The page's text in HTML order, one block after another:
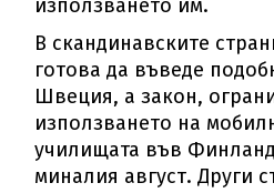
използването им.
В скандинавските
готова да въведе
Швеция, а закон,
използването на
училищата във
миналия август. Други